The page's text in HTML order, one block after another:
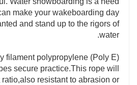
make your wakeboarding day
and stand up to the rigors of
water.
filament polypropylene (Poly E)
secure practice.This rope will
resistant to abrasion or